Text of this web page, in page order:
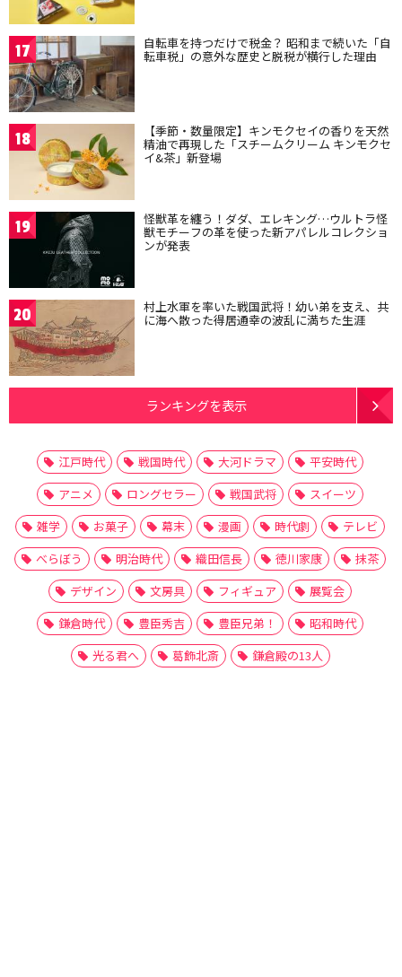
17 自転車を持つだけで税金？ 昭和まで続いた「自
転車税」の意外な歴史と脱税が横行した理由
18 【季節・数量限定】キンモクセイの香りを天然
精油で再現した「スチームクリーム キンモクセ
イ&茶」新登場
19 怪獣革を纏う！ダダ、エレキング…ウルトラ怪
獣モチーフの革を使った新アパレルコレクショ
ンが発表
20 村上水軍を率いた戦国武将！幼い弟を支え、共
に海へ散った得居通幸の波乱に満ちた生涯
ランキングを表示
江戸時代 戦国時代 大河ドラマ
平安時代
アニメ
ロングセラー 戦国武将
スイーツ
雑学
お菓子 幕末 漫画 時代劇
テレビ
べらぼう
明治時代 織田信長 徳川家康
抹茶
デザイン
文房具 フィギュア
展覧会
鎌倉時代
豊臣秀吉 豊臣兄弟！
昭和時代
光る君へ
葛飾北斎 鎌倉殿の13人